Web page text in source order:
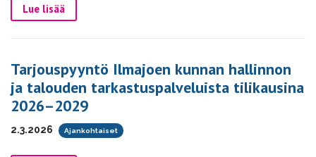
Lue lisää
Tarjouspyyntö Ilmajoen kunnan hallinnon
ja talouden tarkastuspalveluista tilikausina
2026–2029
2.3.2026 Ajankohtaiset